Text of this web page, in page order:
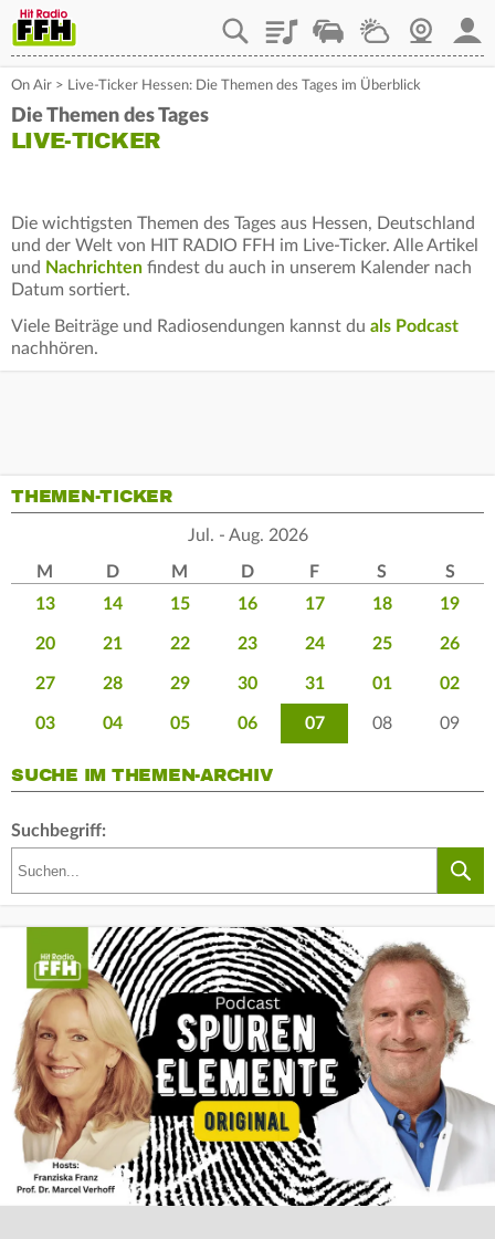
PlaylistStaupilotWetterWebcam
On Air > Live-Ticker Hessen: Die Themen des Tages im Überblick
Die Themen des Tages
LIVE-TICKER
Die wichtigsten Themen des Tages aus Hessen, Deutschland
und der Welt von HIT RADIO FFH im Live-Ticker. Alle Artikel
und Nachrichten findest du auch in unserem Kalender nach
Datum sortiert.
Viele Beiträge und Radiosendungen kannst du als Podcast
nachhören.
THEMEN-TICKER
Jul. - Aug. 2026
M D M D F S
S
13
14 15 16 17 18 19
20 21 22 23 24 25 26
27 28 29 30 31 01 02
03 04 05 06 07 08 09
SUCHE IM THEMEN-ARCHIV
Suchbegriff: